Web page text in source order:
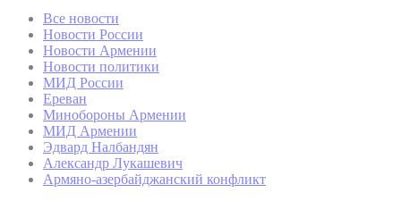
Все новости
Новости России
Новости Армении
Новости политики
МИД России
Ереван
Минобороны Армении
МИД Армении
Эдвард Налбандян
Александр Лукашевич
Армяно-азербайджанский конфликт